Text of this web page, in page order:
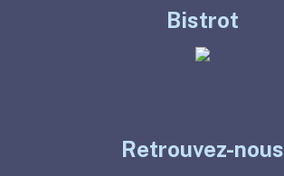
Bistrot
Retrouvez-nous